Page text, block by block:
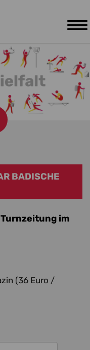
BADISCHE
im
(36 Euro /